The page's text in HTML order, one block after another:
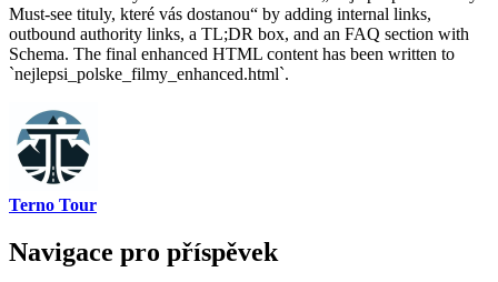
Must-see tituly, které vás dostanou“ by adding internal links,
outbound authority links, a TL;DR box, and an FAQ section with
Schema. The final enhanced HTML content has been written to
`nejlepsi_polske_filmy_enhanced.html`.
Terno Tour
Navigace pro příspěvek